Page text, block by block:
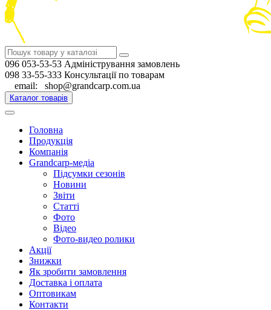
096 053-53-53 Адміністрування замовлень
098 33-55-333 Консультації по товарам
email: shop@grandcarp.com.ua
Каталог товарів
Головна
Продукція
Компанія
Grandcarp-медіа
Підсумки сезонів
Новини
Звіти
Статті
Фото
Відео
Фото-видео ролики
Акції
Знижки
Як зробити замовлення
Доставка і оплата
Оптовикам
Контакти